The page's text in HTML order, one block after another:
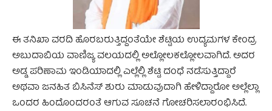
ಈ ತನಿಖಾ ವರದಿ ಹೊರಬರುತ್ತಿದ್ದಂತೆಯೇ ಶೆಟ್ಟಿಯ ಉದ್ಯಮಗಳ ಕೇಂದ್ರ
ಅಬುದಾಬಿಯ ವಾಣಿಜ್ಯ ವಲಯದಲ್ಲಿ ಅಲ್ಲೋಲಕಲ್ಲೋಲವಾಗಿದೆ. ಅದರ
ಅಡ್ಡ ಪರಿಣಾಮ ಇಂಡಿಯಾದಲ್ಲಿ ಎಲ್ಲೆಲ್ಲಿ ಶೆಟ್ಟಿ ದಂಧೆ ನಡೆಸುತ್ತಿದ್ದಾರೆ
ಅಥವಾ ಜನಹಿತ ಬಿಸಿನೆಸ್ ಶುರು ಮಾಡುವುದಾಗಿ ಹೇಳಿದ್ದಾರೋ ಅಲ್ಲೆಲ್ಲಾ
ಒಂದರ ಹಿಂದೊಂದರಂತೆ ಆಗುವ ಸೂಚನೆ ಗೋಚರಿಸಲಾರಂಭಿಸಿದೆ.